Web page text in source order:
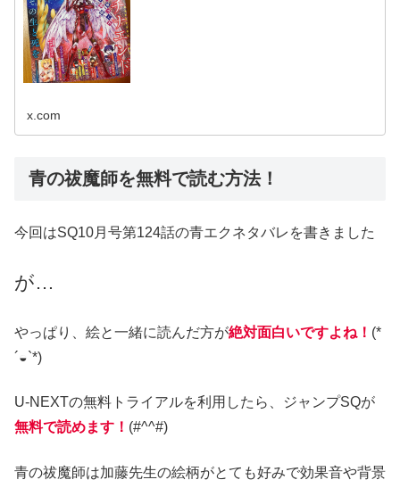
x.com
青の祓魔師を無料で読む方法！
今回はSQ10月号第124話の青エクネタバレを書きました
が…
やっぱり、絵と一緒に読んだ方が絶対面白いですよね！ (*
´◒`*)
U-NEXTの無料トライアルを利用したら、ジャンプSQが
無料で読めます！ (#^^#)
青の祓魔師は加藤先生の絵柄がとても好みで効果音や背景